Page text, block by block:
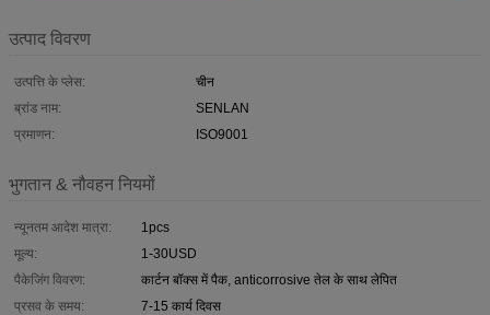
उत्पाद विवरण
उत्पत्ति के प्लेस:
चीन
ब्रांड नाम:
SENLAN
प्रमाणन:
ISO9001
भुगतान & नौवहन नियमों
न्यूनतम आदेश मात्रा:
1pcs
मूल्य:
1-30USD
पैकेजिंग विवरण:
कार्टन बॉक्स में पैक, anticorrosive तेल के साथ लेपित
प्रसव के समय:
7-15 कार्य दिवस